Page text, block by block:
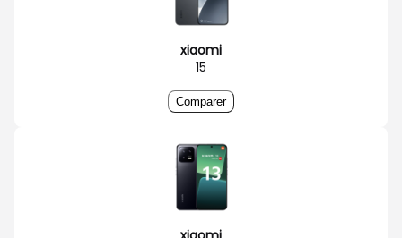
xiaomi
15
Comparer